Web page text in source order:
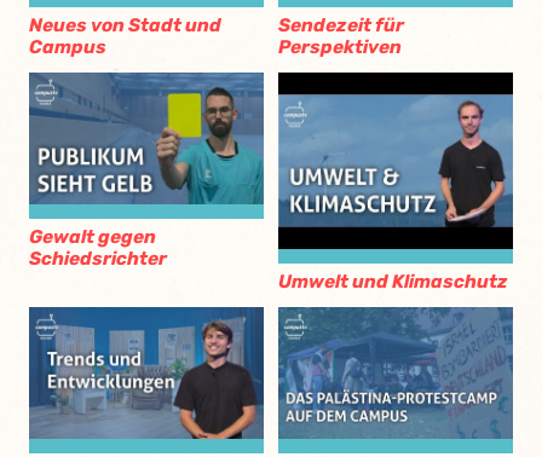
Neues von Stadt und
Campus
Sendezeit für
Perspektiven
Gewalt gegen
Schiedsrichter
Umwelt und Klimaschutz